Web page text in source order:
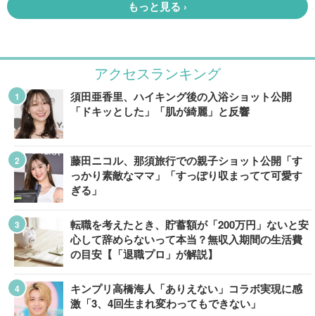
アクセスランキング
須田亜香里、ハイキング後の入浴ショット公開
「ドキッとした」「肌が綺麗」と反響
藤田ニコル、那須旅行での親子ショット公開「す
っかり素敵なママ」「すっぽり収まってて可愛す
ぎる」
転職を考えたとき、貯蓄額が「200万円」ないと安
心して辞めらないって本当？無収入期間の生活費
の目安【「退職プロ」が解説】
キンプリ高橋海人「ありえない」コラボ実現に感
激「3、4回生まれ変わってもできない」